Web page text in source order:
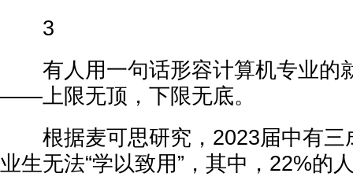
3
有人用一句话形容计算机专业的
——上限无顶，下限无底。
根据麦可思研究，2023届中有三
业生无法“学以致用”，其中，22%的